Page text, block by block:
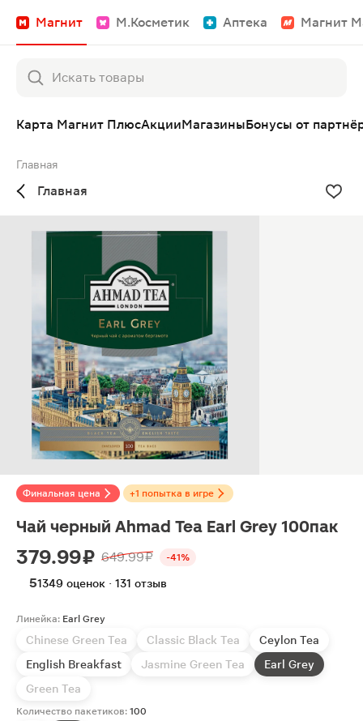
Магнит М.Косметик Аптека Магнит
Карта Магнит ПлюсАкцииМагазиныБонусы от
Главная
Главная
Финальная цена +1 попытка в игре
Чай черный Ahmad Tea Earl Grey 100пак
379.99 ₽ 649.99 ₽ -41%
51349 оценок · 131 отзыв
Линейка: Earl Grey
Chinese Green Tea Classic Black Tea
Ceylon Tea
English Breakfast
Jasmine Green Tea
Earl Grey
Green Tea
Количество пакетиков: 100